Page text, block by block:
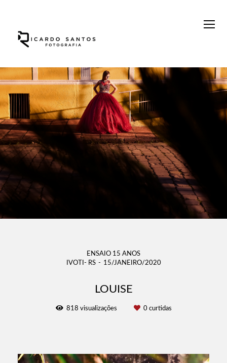
ENSAIO 15 ANOS
IVOTI- RS
15/JANEIRO/2020
LOUISE
818 visualizações 0curtidas